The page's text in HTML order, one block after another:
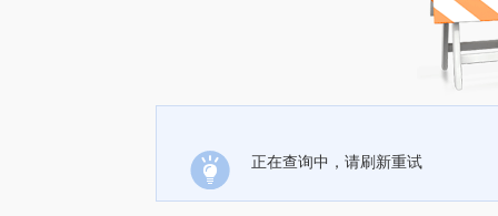
正在查询中，请刷新重试